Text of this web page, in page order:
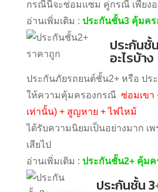
อ่านเพิ่มเติม :ประกันชั้น3 คุ้มคร
ประกันชั้
อะไรบ้าง
ประกันภัยรถยนต์ชั้น2+ หรือ ปร
ให้ความคุ้มครองกรณี ซ่อมเขา
เท่านั้น) + สูญหาย + ไฟไหม้
ได้รับความนิยมเป็นอย่างมาก เพ
เสียไป
อ่านเพิ่มเติม :
ประกันชั้น 3
บ้าง